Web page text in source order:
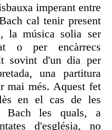
imperant entre
cal tenir present
la música solia ser
o per encàrrecs
sovint d'un dia per
una partitura
mai més. Aquest fet
en el cas de les
Bach les quals, a
d'església, no